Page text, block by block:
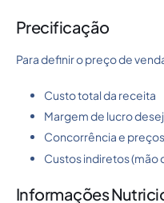
Precificação
Para definir o preço de
Custo total da receita
Margem de lucro
Concorrência e
Custos indiretos (mão
Informações